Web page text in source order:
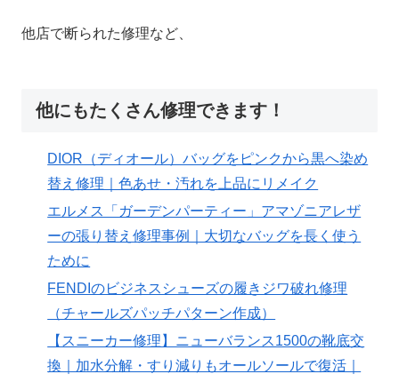
他店で断られた修理など、
他にもたくさん修理できます！
DIOR（ディオール）バッグをピンクから黒へ染め
替え修理｜色あせ・汚れを上品にリメイク
エルメス「ガーデンパーティー」アマゾニアレザ
ーの張り替え修理事例｜大切なバッグを長く使う
ために
FENDIのビジネスシューズの履きジワ破れ修理
（チャールズパッチパターン作成）
【スニーカー修理】ニューバランス1500の靴底交
換｜加水分解・すり減りもオールソールで復活｜